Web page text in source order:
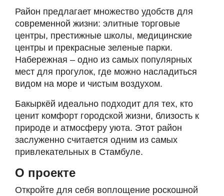
Район предлагает множество удобств для
современной жизни: элитные торговые
центры, престижные школы, медицинские
центры и прекрасные зеленые парки.
Набережная – одно из самых популярных
мест для прогулок, где можно насладиться
видом на море и чистым воздухом.
Бакыркёй идеально подходит для тех, кто
ценит комфорт городской жизни, близость к
природе и атмосферу уюта. Этот район
заслуженно считается одним из самых
привлекательных в Стамбуле.
О проекте
Откройте для себя воплощение роскошной